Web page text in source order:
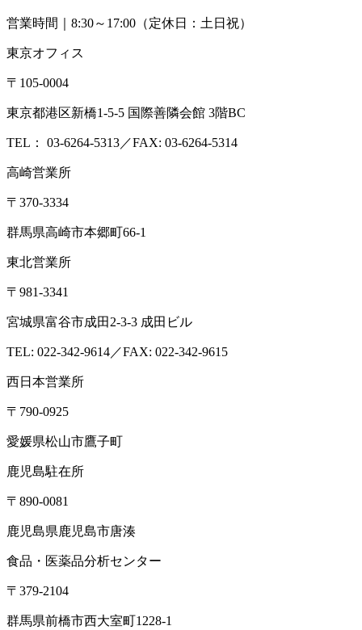
営業時間｜8:30～17:00（定休日：土日祝）
東京オフィス
〒105-0004
東京都港区新橋1-5-5 国際善隣会館 3階BC
TEL： 03-6264-5313／FAX: 03-6264-5314
高崎営業所
〒370-3334
群馬県高崎市本郷町66-1
東北営業所
〒981-3341
宮城県富谷市成田2-3-3 成田ビル
TEL: 022-342-9614／FAX: 022-342-9615
西日本営業所
〒790-0925
愛媛県松山市鷹子町
鹿児島駐在所
〒890-0081
鹿児島県鹿児島市唐湊
食品・医薬品分析センター
〒379-2104
群馬県前橋市西大室町1228-1